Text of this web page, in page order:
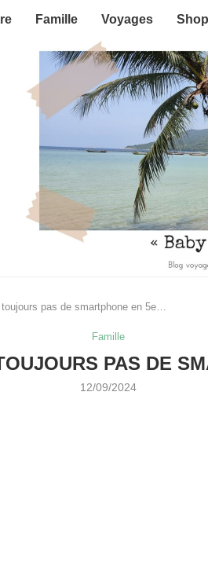
Famille Voyages
toujours pas de smartphone en 5e…
Famille
PAS DE
12/09/2024